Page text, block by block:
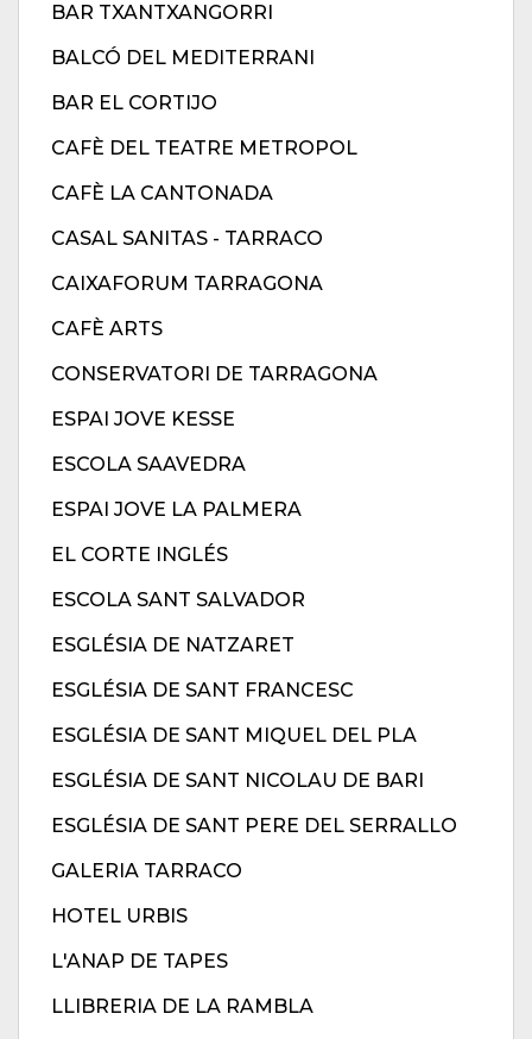
BAR TXANTXANGORRI
BALCÓ DEL MEDITERRANI
BAR EL CORTIJO
CAFÈ DEL TEATRE METROPOL
CAFÈ LA CANTONADA
CASAL SANITAS - TARRACO
CAIXAFORUM TARRAGONA
CAFÈ ARTS
CONSERVATORI DE TARRAGONA
ESPAI JOVE KESSE
ESCOLA SAAVEDRA
ESPAI JOVE LA PALMERA
EL CORTE INGLÉS
ESCOLA SANT SALVADOR
ESGLÉSIA DE NATZARET
ESGLÉSIA DE SANT FRANCESC
ESGLÉSIA DE SANT MIQUEL DEL PLA
ESGLÉSIA DE SANT NICOLAU DE BARI
ESGLÉSIA DE SANT PERE DEL SERRALLO
GALERIA TARRACO
HOTEL URBIS
L'ANAP DE TAPES
LLIBRERIA DE LA RAMBLA